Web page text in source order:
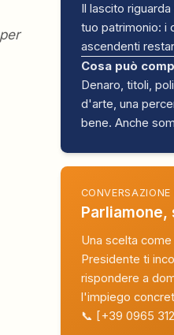
Il lascito riguarda
tuo patrimonio: i
ascendenti
Cosa può
Denaro, titoli,
d'arte, una
bene. Anche
CONVERSAZIONE
Parliamone,
Una scelta
Presidente ti
rispondere a
l'impiego
📞 [+39 0965